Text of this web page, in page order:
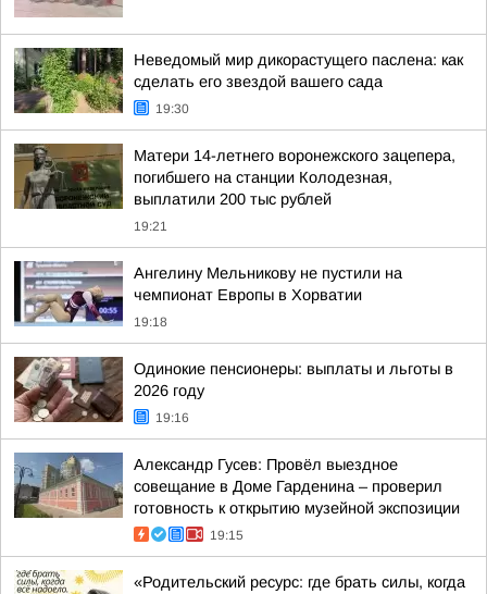
Неведомый мир дикорастущего паслена: как
сделать его звездой вашего сада
19:30
Матери 14-летнего воронежского зацепера,
погибшего на станции Колодезная,
выплатили 200 тыс рублей
19:21
Ангелину Мельникову не пустили на
чемпионат Европы в Хорватии
19:18
Одинокие пенсионеры: выплаты и льготы в
2026 году
19:16
Александр Гусев: Провёл выездное
совещание в Доме Гарденина – проверил
готовность к открытию музейной экспозиции
19:15
«Родительский ресурс: где брать силы, когда